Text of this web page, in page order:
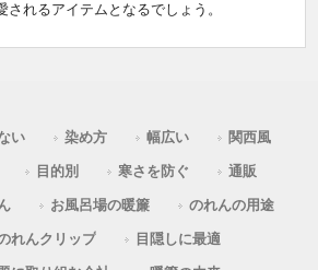
されるアイテムとなるでしょう。
い 染め方 幅広い 関西風
目的別 寒さを防ぐ 通販
お風呂場の暖簾 のれんの用途
れんクリップ 目隠しに最適